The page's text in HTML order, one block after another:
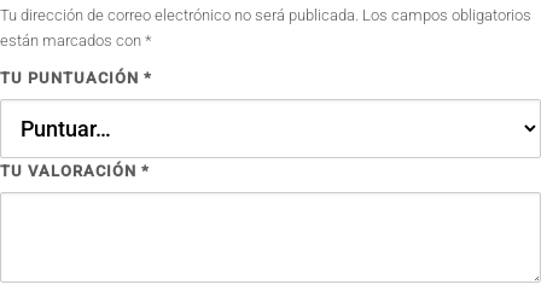
Tu dirección de correo electrónico no será publicada. Los campos obligatorios
están marcados con *
TU PUNTUACIÓN *
TU VALORACIÓN *